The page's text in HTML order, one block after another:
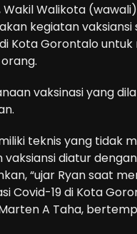
Walikota
kegiatan
Kota Gorontalo
vaksinasi yang
teknis yang tidak
vaksiansi diatur
“ujar Ryan saat
Covid-19 di Kota
A Taha,